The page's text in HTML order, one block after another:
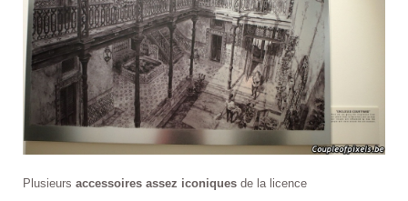
Plusieurs accessoires assez iconiques de la licence